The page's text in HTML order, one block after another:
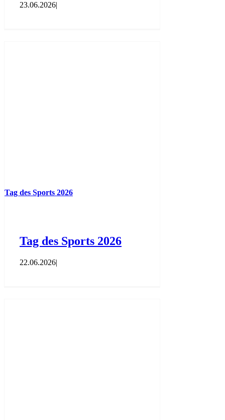
23.06.2026|
Tag des Sports 2026
Tag des Sports 2026
22.06.2026|